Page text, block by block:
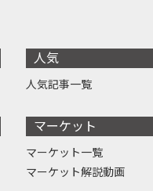
人気
人気記事一覧
マーケット
マーケット一覧
マーケット解説動画